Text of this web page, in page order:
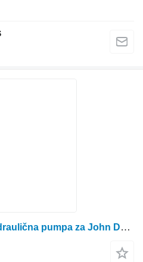
John Deere RE582562 hidraulična pumpa za John Deere kombajna za žito